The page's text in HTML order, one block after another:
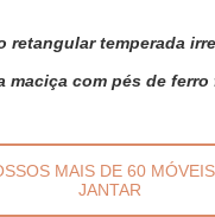
retangular temperada
maciça com pés de
MAIS DE 60
JANTAR